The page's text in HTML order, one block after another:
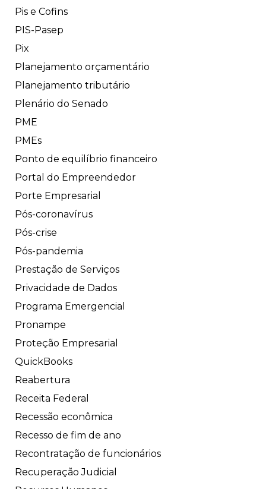
Pis e Cofins
PIS-Pasep
Pix
Planejamento orçamentário
Planejamento tributário
Plenário do Senado
PME
PMEs
Ponto de equilíbrio financeiro
Portal do Empreendedor
Porte Empresarial
Pós-coronavírus
Pós-crise
Pós-pandemia
Prestação de Serviços
Privacidade de Dados
Programa Emergencial
Pronampe
Proteção Empresarial
QuickBooks
Reabertura
Receita Federal
Recessão econômica
Recesso de fim de ano
Recontratação de funcionários
Recuperação Judicial